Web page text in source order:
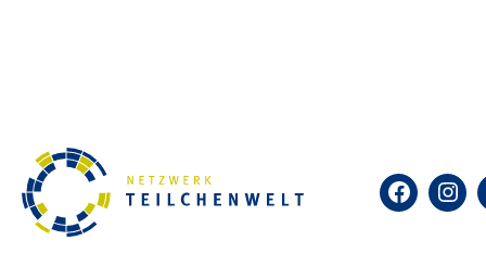
Facebook
Wissenschaftler:innen
und Auswertung der Daten
Weitere Informationen unter:
In Dresden wird es am